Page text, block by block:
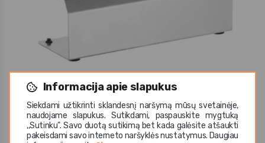
Informacija apie slapukus
Siekdami užtikrinti sklandesnį naršymą mūsų svetainėje,
naudojame slapukus. Sutikdami, paspauskite mygtuką
,,Sutinku". Savo duotą sutikimą bet kada galėsite atšaukti
pakeisdami savo interneto naršyklės nustatymus. Daugiau
Hendi
Stovas padažams 22.9x9x7.8 cm 3 skylių